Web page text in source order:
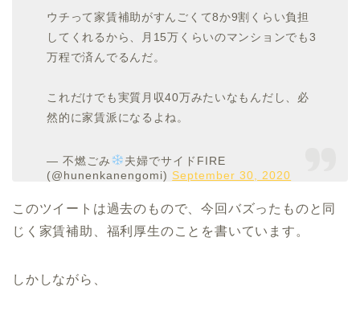
ウチって家賃補助がすんごくて8か9割くらい負担
してくれるから、月15万くらいのマンションでも3
万程で済んでるんだ。
これだけでも実質月収40万みたいなもんだし、必
然的に家賃派になるよね。
— 不燃ごみ
夫婦でサイドFIRE
(@hunenkanengomi) September 30, 2020
このツイートは過去のもので、今回バズったものと同
じく家賃補助、福利厚生のことを書いています。
しかしながら、